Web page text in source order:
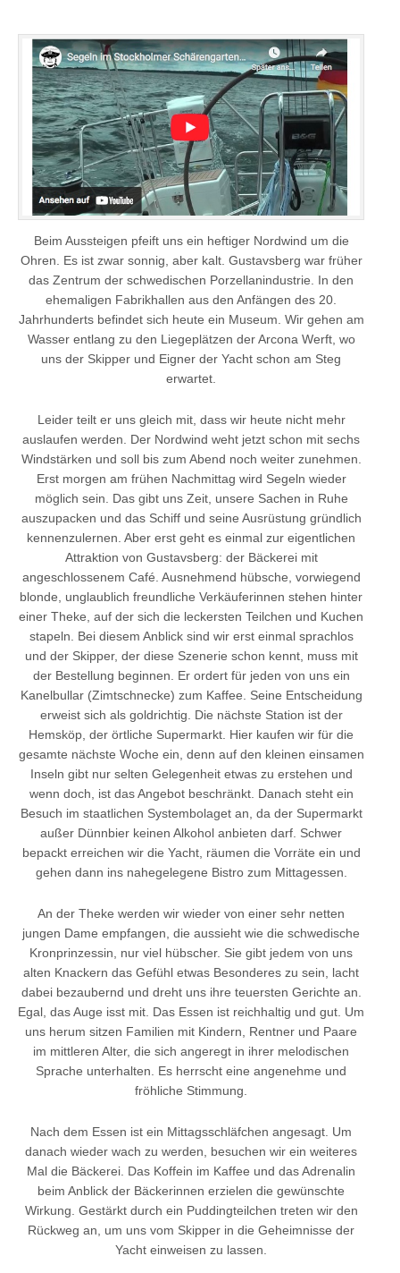
Beim Aussteigen pfeift uns ein heftiger Nordwind um die
Ohren. Es ist zwar sonnig, aber kalt. Gustavsberg war früher
das Zentrum der schwedischen Porzellanindustrie. In den
ehemaligen Fabrikhallen aus den Anfängen des 20.
Jahrhunderts befindet sich heute ein Museum. Wir gehen am
Wasser entlang zu den Liegeplätzen der Arcona Werft, wo
uns der Skipper und Eigner der Yacht schon am Steg
erwartet.
Leider teilt er uns gleich mit, dass wir heute nicht mehr
auslaufen werden. Der Nordwind weht jetzt schon mit sechs
Windstärken und soll bis zum Abend noch weiter zunehmen.
Erst morgen am frühen Nachmittag wird Segeln wieder
möglich sein. Das gibt uns Zeit, unsere Sachen in Ruhe
auszupacken und das Schiff und seine Ausrüstung gründlich
kennenzulernen. Aber erst geht es einmal zur eigentlichen
Attraktion von Gustavsberg: der Bäckerei mit
angeschlossenem Café. Ausnehmend hübsche, vorwiegend
blonde, unglaublich freundliche Verkäuferinnen stehen hinter
einer Theke, auf der sich die leckersten Teilchen und Kuchen
stapeln. Bei diesem Anblick sind wir erst einmal sprachlos
und der Skipper, der diese Szenerie schon kennt, muss mit
der Bestellung beginnen. Er ordert für jeden von uns ein
Kanelbullar (Zimtschnecke) zum Kaffee. Seine Entscheidung
erweist sich als goldrichtig. Die nächste Station ist der
Hemsköp, der örtliche Supermarkt. Hier kaufen wir für die
gesamte nächste Woche ein, denn auf den kleinen einsamen
Inseln gibt nur selten Gelegenheit etwas zu erstehen und
wenn doch, ist das Angebot beschränkt. Danach steht ein
Besuch im staatlichen Systembolaget an, da der Supermarkt
außer Dünnbier keinen Alkohol anbieten darf. Schwer
bepackt erreichen wir die Yacht, räumen die Vorräte ein und
gehen dann ins nahegelegene Bistro zum Mittagessen.
An der Theke werden wir wieder von einer sehr netten
jungen Dame empfangen, die aussieht wie die schwedische
Kronprinzessin, nur viel hübscher. Sie gibt jedem von uns
alten Knackern das Gefühl etwas Besonderes zu sein, lacht
dabei bezaubernd und dreht uns ihre teuersten Gerichte an.
Egal, das Auge isst mit. Das Essen ist reichhaltig und gut. Um
uns herum sitzen Familien mit Kindern, Rentner und Paare
im mittleren Alter, die sich angeregt in ihrer melodischen
Sprache unterhalten. Es herrscht eine angenehme und
fröhliche Stimmung.
Nach dem Essen ist ein Mittagsschläfchen angesagt. Um
danach wieder wach zu werden, besuchen wir ein weiteres
Mal die Bäckerei. Das Koffein im Kaffee und das Adrenalin
beim Anblick der Bäckerinnen erzielen die gewünschte
Wirkung. Gestärkt durch ein Puddingteilchen treten wir den
Rückweg an, um uns vom Skipper in die Geheimnisse der
Yacht einweisen zu lassen.